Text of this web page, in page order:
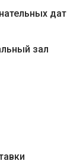
дат
зал